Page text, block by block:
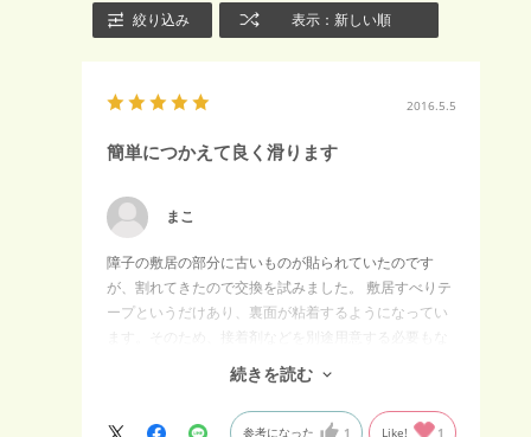
絞り込み 表示：新しい順
2016.5.5
簡単につかえて良く滑ります
まこ
障子の敷居の部分に古いものが貼られていたのです
が、割れてきたので交換を試みました。 敷居すべりテ
ープというだけあり、裏面が粘着するようになってい
ます。そのため、接着剤などを別途用意する必要もな
く、簡単に取り付けることができました。 また、紙や
すりが同梱されているため、貼り付ける前に敷居の表
面を簡単に滑らかにしておくことができます。 張り替
続きを読む
参考になった 1 Like! 1